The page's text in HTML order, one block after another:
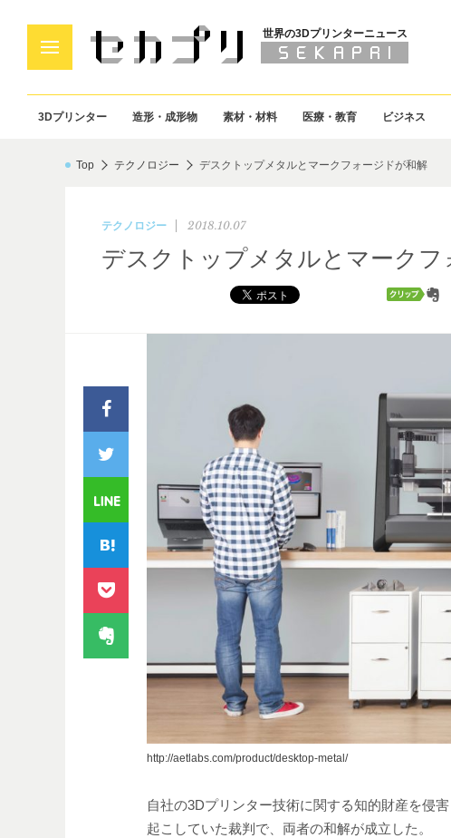
世界の3Dプリンターニュース
3Dプリンター 造形・成形物 素材・材料 医療・教育 ビジネス
Top テクノロジー デスクトップメタルとマークフォージドが和解
テクノロジー 2018.10.07
デスクトップメタルとマークフ
http://aetlabs.com/product/desktop-metal/
自社の3Dプリンター技術に関する知的財産を侵
起こしていた裁判で、両者の和解が成立した。